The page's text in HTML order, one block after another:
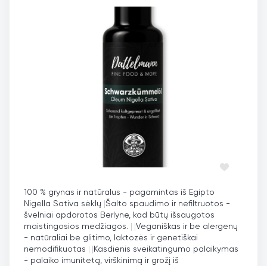
100 % grynas ir natūralus - pagamintas iš Egipto
Nigella Sativa sėklų |Šalto spaudimo ir nefiltruotos -
švelniai apdorotos Berlyne, kad būtų išsaugotos
maistingosios medžiagos. | |Veganiškas ir be alergenų
- natūraliai be glitimo, laktozės ir genetiškai
nemodifikuotas | |Kasdienis sveikatingumo palaikymas
- palaiko imunitetą, virškinimą ir grožį iš